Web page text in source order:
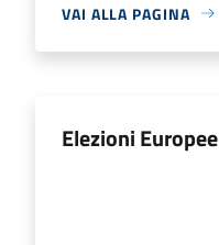
VAI ALLA PAGINA
Elezioni Europee